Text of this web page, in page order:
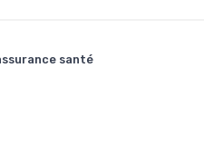
santé